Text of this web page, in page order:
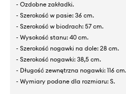
- Ozdobne zakładki.
- Szerokość w pasie: 36 cm.
- Szerokość w biodrach: 57 cm.
- Wysokość stanu: 40 cm.
- Szerokość nogawki na dole: 28 cm.
- Szerokość nogawki: 38,5 cm.
- Długość zewnętrzna nogawki: 116 cm.
- Wymiary podane dla rozmiaru: S.